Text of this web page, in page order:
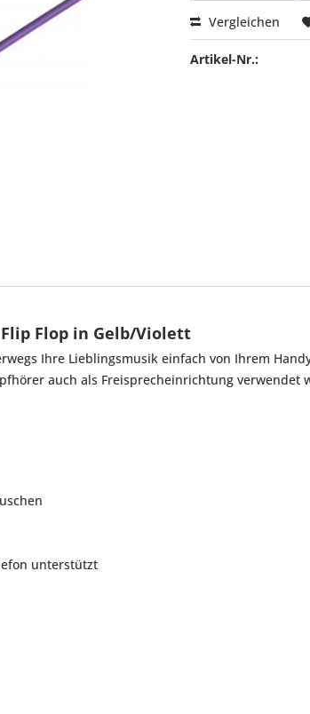
Vergleichen
Artikel-Nr.:
Flop in Gelb/Violett
Ihre Lieblingsmusik einfach von Ihrem
auch als Freisprecheinrichtung verwendet
unterstützt